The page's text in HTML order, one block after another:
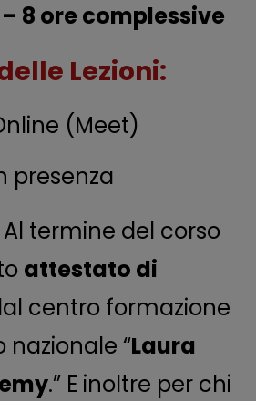
8 ore complessive
Lezioni:
(Meet)
presenza
Al termine del corso
attestato di
centro formazione
“Laura
.” E inoltre per chi